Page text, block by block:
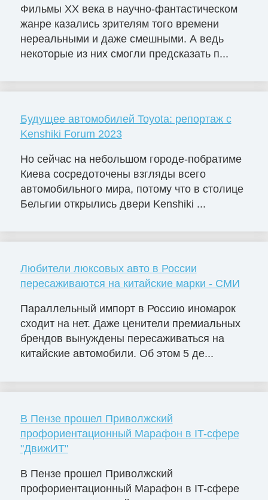
Фильмы ХХ века в научно-фантастическом
жанре казались зрителям того времени
нереальными и даже смешными. А ведь
некоторые из них смогли предсказать п...
Будущее автомобилей Toyota: репортаж с
Kenshiki Forum 2023
Но сейчас на небольшом городе-побратиме
Киева сосредоточены взгляды всего
автомобильного мира, потому что в столице
Бельгии открылись двери Kenshiki ...
Любители люксовых авто в России
пересаживаются на китайские марки - СМИ
Параллельный импорт в Россию иномарок
сходит на нет. Даже ценители премиальных
брендов вынуждены пересаживаться на
китайские автомобили. Об этом 5 де...
В Пензе прошел Приволжский
профориентационный Марафон в IT-сфере
"ДвижИТ"
В Пензе прошел Приволжский
профориентационный Марафон в IT-сфере